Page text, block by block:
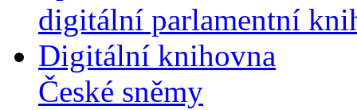
digitální parlamentní
Digitální knihovna
České sněmy